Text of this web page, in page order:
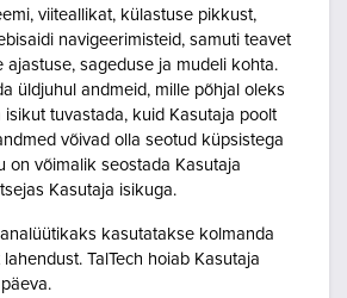
viiteallikat, külastuse pikkust,
navigeerimisteid, samuti teavet
ajastuse, sageduse ja mudeli kohta.
üldjuhul andmeid, mille põhjal oleks
isikut tuvastada, kuid Kasutaja poolt
võivad olla seotud küpsistega
on võimalik seostada Kasutaja
Kasutaja isikuga.
kasutatakse kolmanda
TalTech hoiab Kasutaja